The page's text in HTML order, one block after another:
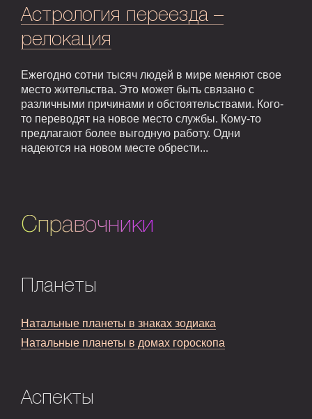
Астрология переезда –
релокация
Ежегодно сотни тысяч людей в мире меняют свое
место жительства. Это может быть связано с
различными причинами и обстоятельствами. Кого-
то переводят на новое место службы. Кому-то
предлагают более выгодную работу. Одни
надеются на новом месте обрести...
Справочники
Планеты
Натальные планеты в знаках зодиака
Натальные планеты в домах гороскопа
Аспекты